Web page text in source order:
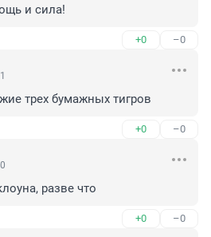
и сила!
+0 –0
трех бумажных тигров
+0 –0
разве что
+0 –0